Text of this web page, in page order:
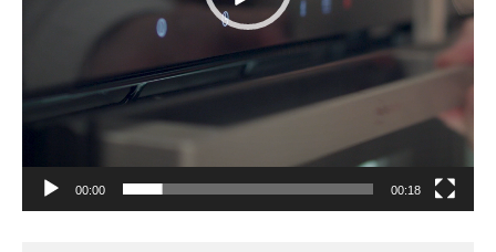
00:00 00:18